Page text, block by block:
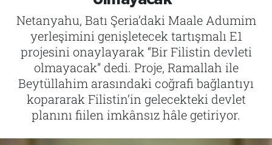
Netanyahu, Batı Şeria’daki Maale Adumim
yerleşimini genişletecek tartışmalı E1
projesini onaylayarak “Bir Filistin devleti
olmayacak” dedi. Proje, Ramallah ile
Beytüllahim arasındaki coğrafi bağlantıyı
kopararak Filistin’in gelecekteki devlet
planını fiilen imkânsız hâle getiriyor.
Tarih
İletişim
Künye